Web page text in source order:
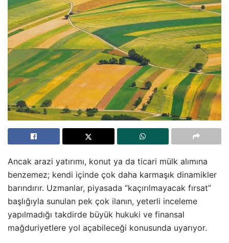
Ancak arazi yatırımı, konut ya da ticari mülk alımına
benzemez; kendi içinde çok daha karmaşık dinamikler
barındırır. Uzmanlar, piyasada “kaçırılmayacak fırsat”
başlığıyla sunulan pek çok ilanın, yeterli inceleme
yapılmadığı takdirde büyük hukuki ve finansal
mağduriyetlere yol açabileceği konusunda uyarıyor.